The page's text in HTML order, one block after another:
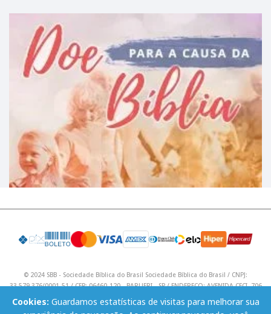
Cookies: Guardamos estatísticas de visitas para melhorar sua
© 2024 SBB - Sociedade Bíblica do Brasil Sociedade Bíblica do Brasil / CNPJ:
33.579.376/0001-51 / CEP: 06460-120 - BARUERI - SP / ENDEREÇO: AVENIDA CECI, 706
/ Telefone: (11) 4195 9590 / Email: lojavirtual@sbb.org.br .